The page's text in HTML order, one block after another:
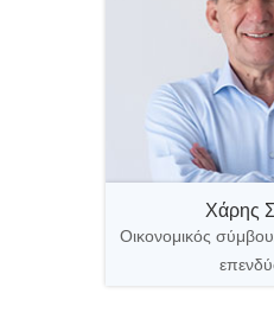
Χάρης
Οικονομικός